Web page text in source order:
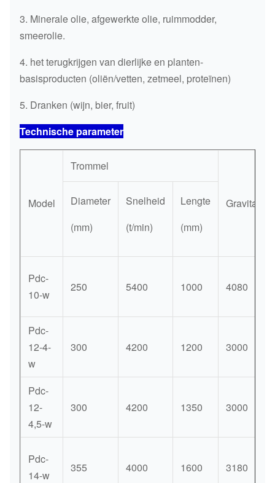
3. Minerale olie, afgewerkte olie, ruimmodder,
smeerolie.
4. het terugkrijgen van dierlijke en planten-
basisproducten (oliën/vetten, zetmeel, proteïnen)
5. Dranken (wijn, bier, fruit)
Technische parameter
Model
Trommel
Diameter
(mm)
Snelheid
(t/min)
Lengte
(mm)
Pdc-
10-w
250 5400 1000 4080
Pdc-
12-4-
w
300 4200 1200 3000
Pdc-
12-
4,5-w
300 4200 1350 3000
Pdc-
14-w
355 4000 1600 3180